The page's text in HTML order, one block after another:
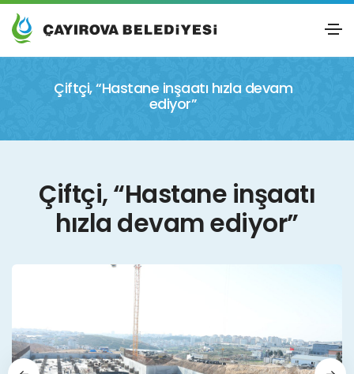
Çiftçi, “Hastane inşaatı hızla devam
ediyor”
Çiftçi, “Hastane inşaatı
hızla devam ediyor”